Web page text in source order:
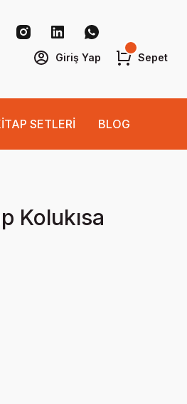
Giriş Yap Sepet
SETLERİ BLOG
Kolukısa